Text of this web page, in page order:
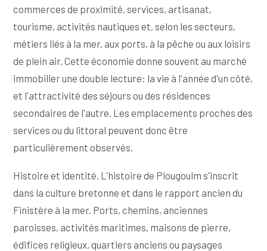
commerces de proximité, services, artisanat,
tourisme, activités nautiques et, selon les secteurs,
métiers liés à la mer, aux ports, à la pêche ou aux loisirs
de plein air. Cette économie donne souvent au marché
immobilier une double lecture: la vie à l'année d'un côté,
et l'attractivité des séjours ou des résidences
secondaires de l'autre. Les emplacements proches des
services ou du littoral peuvent donc être
particulièrement observés.
Histoire et identité. L'histoire de Plougoulm s'inscrit
dans la culture bretonne et dans le rapport ancien du
Finistère à la mer. Ports, chemins, anciennes
paroisses, activités maritimes, maisons de pierre,
édifices religieux, quartiers anciens ou paysages